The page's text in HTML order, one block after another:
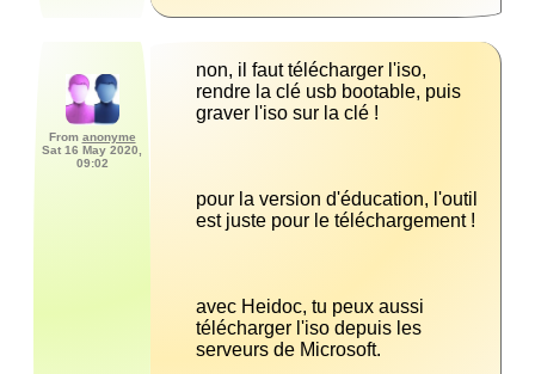
From anonyme
Sat 16 May 2020,
09:02
non, il faut télécharger l'iso,
rendre la clé usb bootable, puis
pour la version d'éducation, l'outil
avec Heidoc, tu peux aussi
télécharger l'iso depuis les